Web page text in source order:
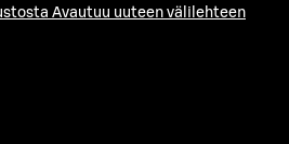
Avautuu uuteen välilehteen